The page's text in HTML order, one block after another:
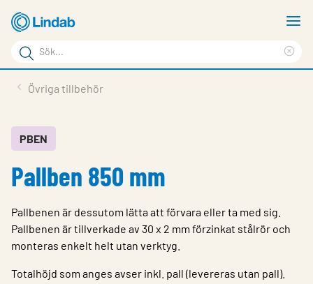
Hoppa
till
huvudinnehållet
Sökord
Sök
på
Service & Support
Hållbarhet
Kontakt
Övriga tillbehör
PBEN
Pallben 850 mm
Pallbenen är dessutom lätta att förvara eller ta med sig.
Pallbenen är tillverkade av 30 x 2 mm förzinkat stålrör och
monteras enkelt helt utan verktyg.
Totalhöjd som anges avser inkl. pall (levereras utan pall).